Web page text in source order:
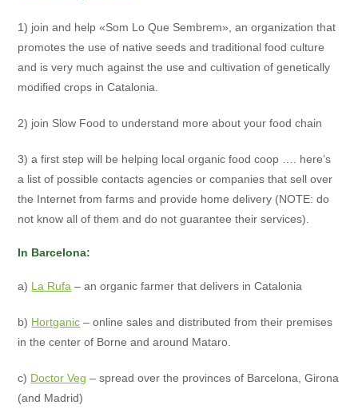
1) join and help «Som Lo Que Sembrem», an organization that
promotes the use of native seeds and traditional food culture
and is very much against the use and cultivation of genetically
modified crops in Catalonia.
2) join Slow Food to understand more about your food chain
3) a first step will be helping local organic food coop …. here’s
a list of possible contacts agencies or companies that sell over
the Internet from farms and provide home delivery (NOTE: do
not know all of them and do not guarantee their services).
In Barcelona:
a) La Rufa – an organic farmer that delivers in Catalonia
b) Hortganic – online sales and distributed from their premises
in the center of Borne and around Mataro.
c) Doctor Veg – spread over the provinces of Barcelona, Girona
(and Madrid)